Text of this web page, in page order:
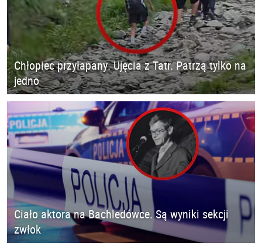
Chłopiec przyłapany. Ujęcia z Tatr. Patrzą tylko na
jedno
Ciało aktora na Bachledówce. Są wyniki sekcji
zwłok